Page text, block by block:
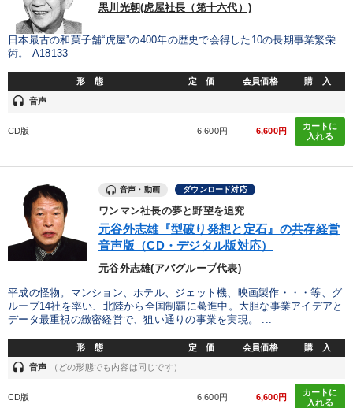
黒川光朝(虎屋社長（第十六代）)
日本最古の和菓子舗“虎屋”の400年の歴史で会得した10の長期事業繁栄
術。 A18133
形 態 定 価 会員価格 購 入
headset 音声
CD版 6,600円 6,600円
カートに
入れる
音声・動画 ダウンロード対応
ワンマン社長の夢と野望を追究
元谷外志雄『型破り発想と定石』の共存経営
音声版（CD・デジタル版対応）
元谷外志雄(アパグループ代表)
平成の怪物。マンション、ホテル、ジェット機、映画製作・・・等、グ
ループ14社を率い、北陸から全国制覇に驀進中。大胆な事業アイデアと
データ最重視の緻密経営で、狙い通りの事業を実現。 ...
形 態 定 価 会員価格 購 入
headset 音声 （どの形態でも内容は同じです）
CD版 6,600円 6,600円
カートに
入れる